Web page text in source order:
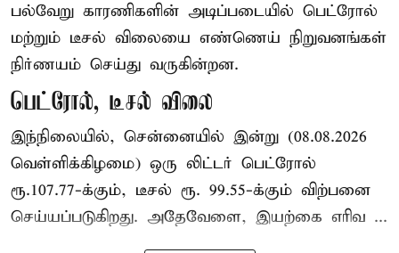
பல்வேறு காரணிகளின் அடிப்படையில் பெட்ரோல்
மற்றும் டீசல் விலையை எண்ணெய் நிறுவனங்கள்
நிர்ணயம் செய்து வருகின்றன.
பெட்ரோல், டீசல் விலை
இந்நிலையில், சென்னையில் இன்று (08.08.2026
வெள்ளிக்கிழமை) ஒரு லிட்டர் பெட்ரோல்
ரூ.107.77-க்கும், டீசல் ரூ. 99.55-க்கும் விற்பனை
செய்யப்படுகிறது. அதேவேளை, இயற்கை எரிவ ...